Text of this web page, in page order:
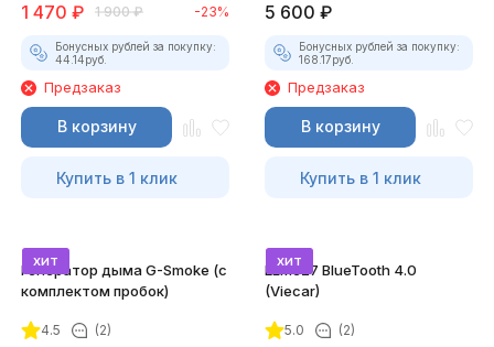
1 470 ₽ 1 900 ₽ -23%
Бонусных рублей за покупку:
44.14руб.
Предзаказ
В корзину
Купить в 1 клик
5 600 ₽
Бонусных рублей за покупку:
168.17руб.
Предзаказ
В корзину
Купить в 1 клик
хит
Генератор дыма G-Smoke (c
комплектом пробок)
4.5 (2)
хит
ELM327 BlueTooth 4.0
(Viecar)
5.0 (2)